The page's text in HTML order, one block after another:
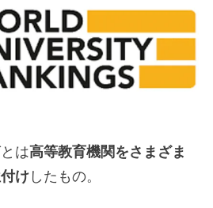
は高等教育機関をさまざま
け したもの。